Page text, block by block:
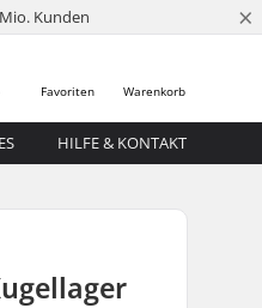
Kunden ×
Warenkorb
Favoriten
HILFE & KONTAKT